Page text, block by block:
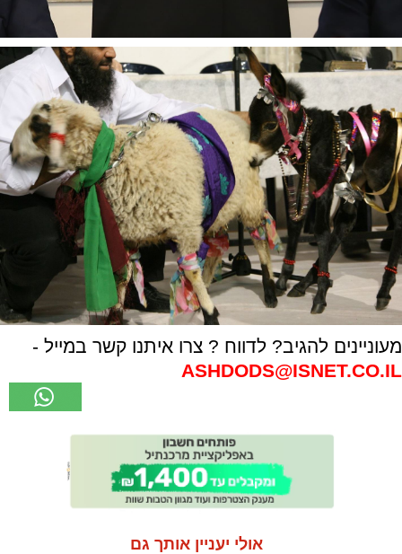
מעוניינים להגיב? לדווח ? צרו איתנו קשר במייל -
ASHDODS@ISNET.CO.IL
אולי יעניין אותך גם